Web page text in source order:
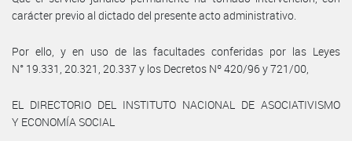
carácter previo al dictado del presente acto administrativo.
Por ello, y en uso de las facultades conferidas por las Leyes
N° 19.331, 20.321, 20.337 y los Decretos Nº 420/96 y 721/00,
EL DIRECTORIO DEL INSTITUTO NACIONAL DE ASOCIATIVISMO
Y ECONOMÍA SOCIAL